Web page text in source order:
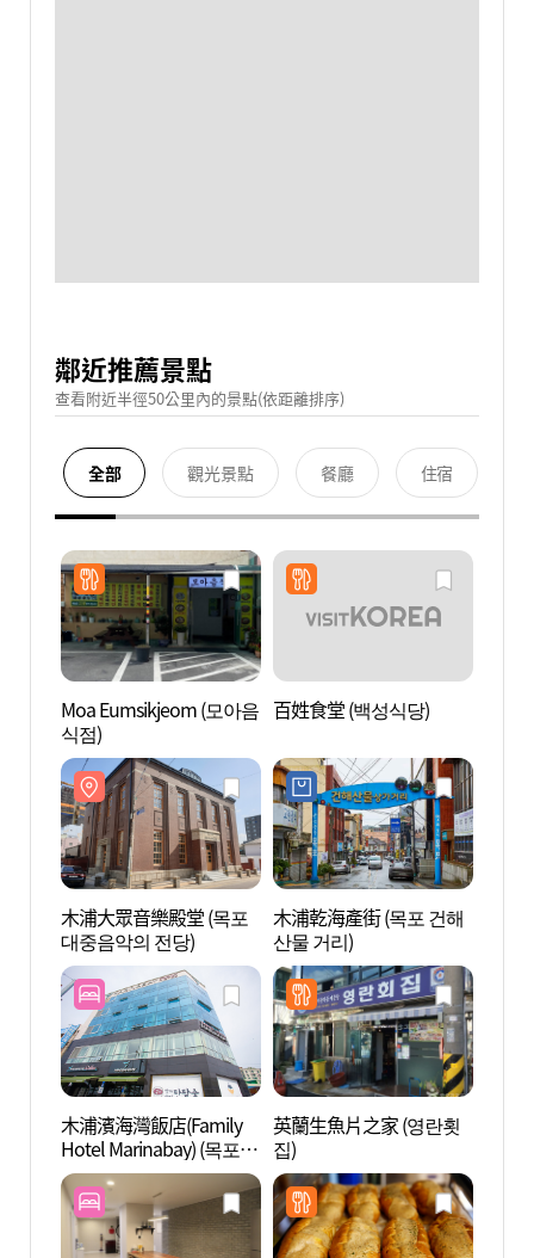
鄰近推薦景點
查看附近半徑50公里內的景點(依距離排序)
全部 觀光景點 餐廳 住宿
Moa Eumsikjeom (모아음
식점)
百姓食堂 (백성식당)
木浦大眾音樂殿堂 (목포
대중음악의 전당)
木浦乾海產街 (목포 건해
산물 거리)
木浦濱海灣飯店(Family
Hotel Marinabay) (목포
마리나베이호텔)
英蘭生魚片之家 (영란횟
집)